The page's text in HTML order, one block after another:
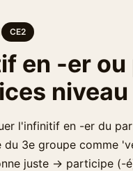
CE2
en -er ou
niveau
l'infinitif en -er du
du 3e groupe comme
juste → participe (-